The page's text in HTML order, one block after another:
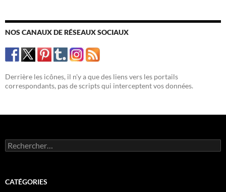
NOS CANAUX DE RÉSEAUX SOCIAUX
Derrière les icônes, il n'y a que des liens vers les portails
correspondants, pas de scripts qui interceptent vos données.
Rechercher :
CATÉGORIES